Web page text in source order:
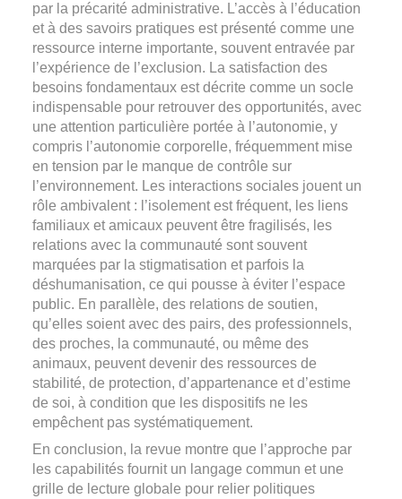
par la précarité administrative. L’accès à l’éducation
et à des savoirs pratiques est présenté comme une
ressource interne importante, souvent entravée par
l’expérience de l’exclusion. La satisfaction des
besoins fondamentaux est décrite comme un socle
indispensable pour retrouver des opportunités, avec
une attention particulière portée à l’autonomie, y
compris l’autonomie corporelle, fréquemment mise
en tension par le manque de contrôle sur
l’environnement. Les interactions sociales jouent un
rôle ambivalent : l’isolement est fréquent, les liens
familiaux et amicaux peuvent être fragilisés, les
relations avec la communauté sont souvent
marquées par la stigmatisation et parfois la
déshumanisation, ce qui pousse à éviter l’espace
public. En parallèle, des relations de soutien,
qu’elles soient avec des pairs, des professionnels,
des proches, la communauté, ou même des
animaux, peuvent devenir des ressources de
stabilité, de protection, d’appartenance et d’estime
de soi, à condition que les dispositifs ne les
empêchent pas systématiquement.
En conclusion, la revue montre que l’approche par
les capabilités fournit un langage commun et une
grille de lecture globale pour relier politiques